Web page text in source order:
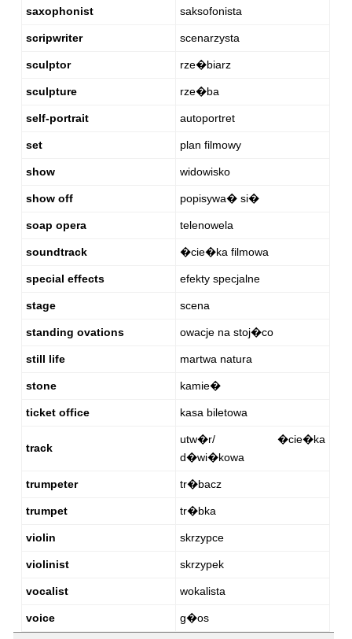
saxophonist saksofonista
scripwriter scenarzysta
sculptor rze�biarz
sculpture rze�ba
self-portrait autoportret
set plan filmowy
show widowisko
show off popisywa� si�
soap opera telenowela
soundtrack �cie�ka filmowa
special effects efekty specjalne
stage scena
standing ovations owacje na stoj�co
still life martwa natura
stone kamie�
ticket office kasa biletowa
track
utw�r/ �cie�ka
d�wi�kowa
trumpeter tr�bacz
trumpet tr�bka
violin skrzypce
violinist skrzypek
vocalist wokalista
voice g�os